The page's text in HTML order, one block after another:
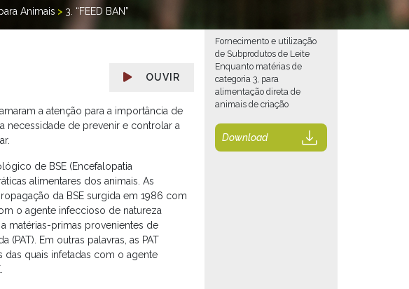
Animais > 3. “FEED BAN”
OUVIR
a atenção para a importância de
necessidade de prevenir e controlar a
de BSE (Encefalopatia
alimentares dos animais. As
da BSE surgida em 1986 com
o agente infeccioso de natureza
matérias-primas provenientes de
(PAT). Em outras palavras, as PAT
das quais infetadas com o agente
Fornecimento e utilização
de Subprodutos de Leite
Enquanto matérias de
categoria 3, para
alimentação direta de
animais de criação
Download